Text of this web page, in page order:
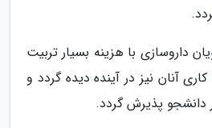
داروسازی با هزینه بسیار تربیت
آنان نیز در آینده دیده گردد و
دانشجو پذیرش گردد.